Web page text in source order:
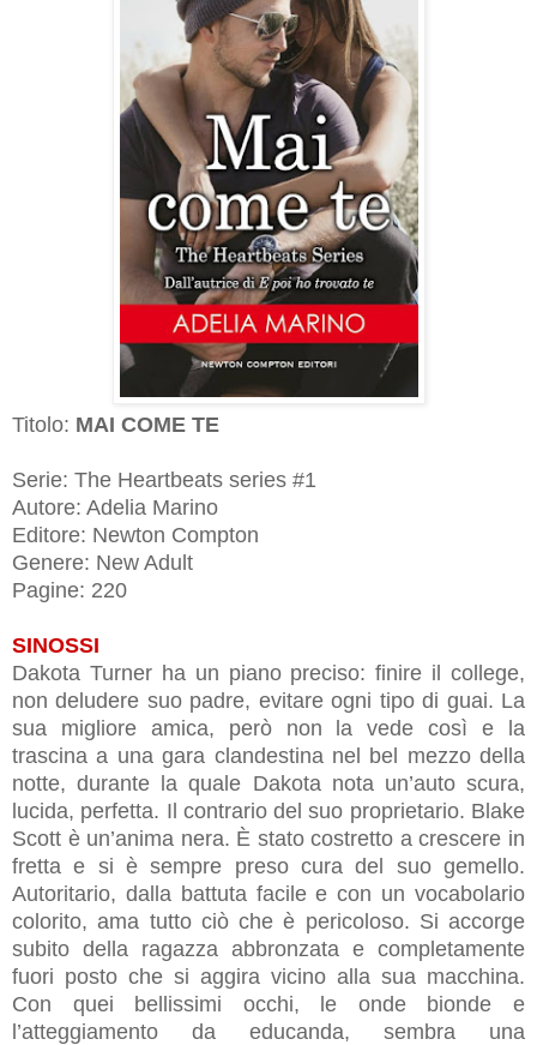
Titolo: MAI COME TE
Serie: The Heartbeats series #1
Autore: Adelia Marino
Editore: Newton Compton
Genere: New Adult
Pagine: 220
SINOSSI
Dakota Turner ha un piano preciso: finire il college,
non deludere suo padre, evitare ogni tipo di guai. La
sua migliore amica, però non la vede così e la
trascina a una gara clandestina nel bel mezzo della
notte, durante la quale Dakota nota un’auto scura,
lucida, perfetta. Il contrario del suo proprietario. Blake
Scott è un’anima nera. È stato costretto a crescere in
fretta e si è sempre preso cura del suo gemello.
Autoritario, dalla battuta facile e con un vocabolario
colorito, ama tutto ciò che è pericoloso. Si accorge
subito della ragazza abbronzata e completamente
fuori posto che si aggira vicino alla sua macchina.
Con quei bellissimi occhi, le onde bionde e
l’atteggiamento da educanda, sembra una